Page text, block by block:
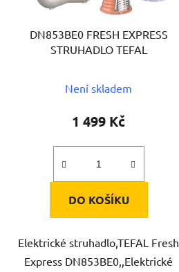
DN853BE0 FRESH EXPRESS
STRUHADLO TEFAL
Není skladem
1 499 Kč
DO KOŠÍKU
Elektrické struhadlo,TEFAL Fresh
Express DN853BE0,,Elektrické